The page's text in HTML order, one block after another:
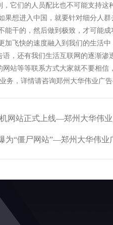
它们的人员配比也不可能支持这
果想进入中国，就要针对细分人
能干的，然后做到极致，才可能成
加飞快的速度融入到我们的生活
，还有我们生活互联网的逐渐
网站等等联系方式大家就不要相
务，详情请咨询郑州大华伟业广
机网站正式上线—郑州大华伟
为“僵尸网站”—郑州大华伟业